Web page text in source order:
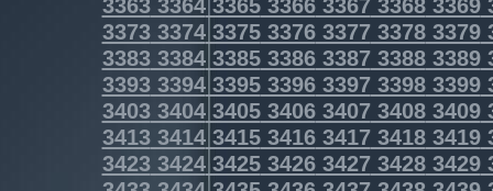
3373337433753376337733783379
3383338433853386338733883389
3393339433953396339733983399
3403340434053406340734083409
3413341434153416341734183419
3423342434253426342734283429